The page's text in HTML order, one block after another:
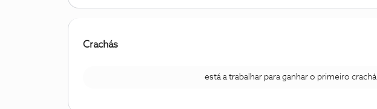
Crachás
está a trabalhar para ganhar o primeiro crachá